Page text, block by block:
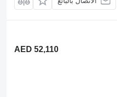
AED 52,110